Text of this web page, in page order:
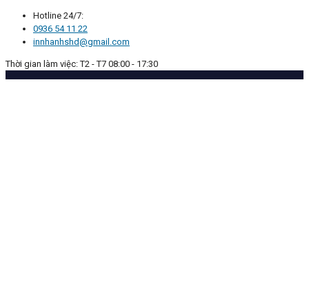
Hotline 24/7:
0936 54 11 22
innhanhshd@gmail.com
Thời gian làm việc: T2 - T7 08:00 - 17:30